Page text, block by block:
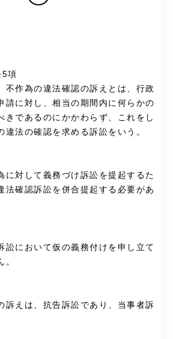
項
不作為の違法確認の訴えとは、行政
請に対し、相当の期間内に何らかの
きであるのにかかわらず、これをし
違法の確認を求める訴訟をいう。
に対して義務づけ訴訟を提起するた
法確認訴訟を併合提起する必要があ
訟において仮の義務付けを申し立て
。
訴えは、抗告訴訟であり、当事者訴